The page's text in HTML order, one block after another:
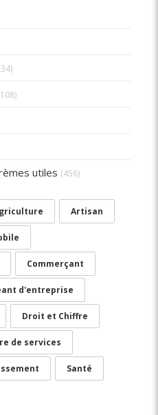
utiles (456)
Artisan
Commerçant
d'entreprise
Droit et Chiffre
de services
Santé